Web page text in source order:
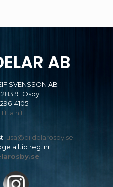
AB
SVENSSON AB
91 Osby
4105
hit
usa@bildelarosby.se
alltid reg. nr!